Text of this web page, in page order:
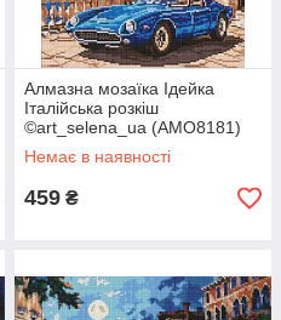
Алмазна мозаїка Ідейка
Італійська розкіш
©art_selena_ua (AMO8181)
40 х 50 см (На підрамнику)
Немає в наявності
459 ₴